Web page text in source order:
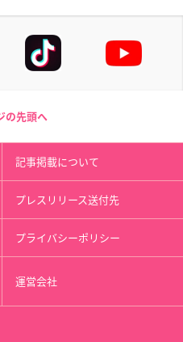
の先頭へ
記事掲載について
プレスリリース送付先
プライバシーポリシー
運営会社